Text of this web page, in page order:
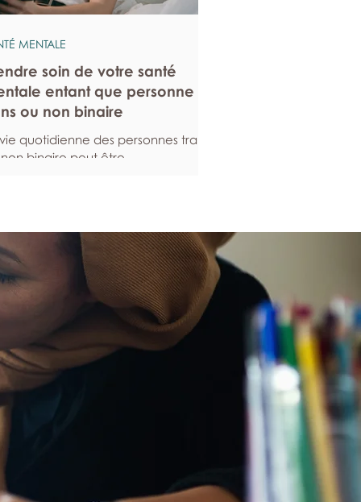
soin de votre santé
entant que personne
ou non binaire
quotidienne des personnes trans
binaire peut être
temps difficiles. Construire un
de soutien de l’affirmation du
L’accompagnement et la
contribuent grandement
être mental, en ce sens qu’elles
un soutien et un sentiment
Cela est
importan
MENTALE